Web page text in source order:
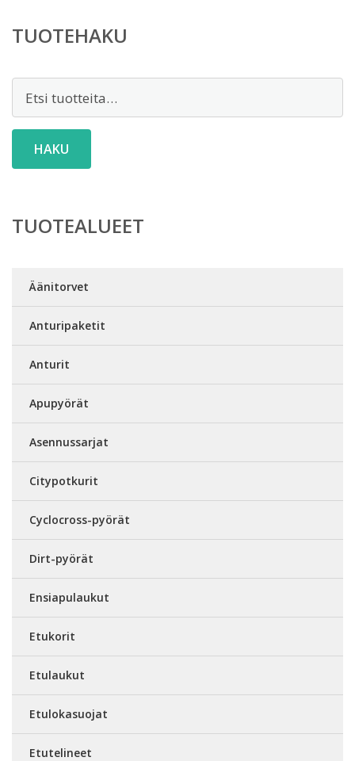
TUOTEHAKU
HAKU
TUOTEALUEET
Äänitorvet
Anturipaketit
Anturit
Apupyörät
Asennussarjat
Citypotkurit
Cyclocross-pyörät
Dirt-pyörät
Ensiapulaukut
Etukorit
Etulaukut
Etulokasuojat
Etutelineet